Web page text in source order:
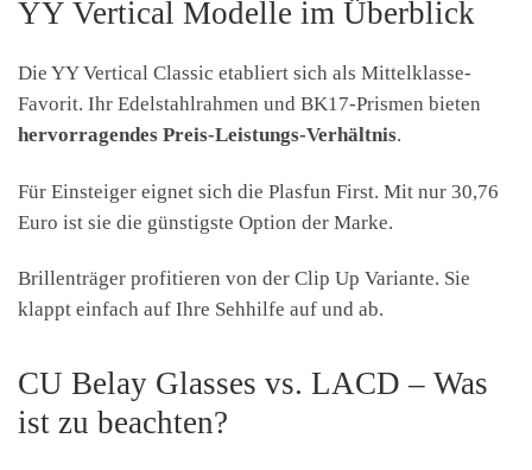
YY Vertical Modelle im Überblick
Die YY Vertical Classic etabliert sich als Mittelklasse-
Favorit. Ihr Edelstahlrahmen und BK17-Prismen bieten
hervorragendes Preis-Leistungs-Verhältnis.
Für Einsteiger eignet sich die Plasfun First. Mit nur 30,76
Euro ist sie die günstigste Option der Marke.
Brillenträger profitieren von der Clip Up Variante. Sie
klappt einfach auf Ihre Sehhilfe auf und ab.
CU Belay Glasses vs. LACD – Was
ist zu beachten?